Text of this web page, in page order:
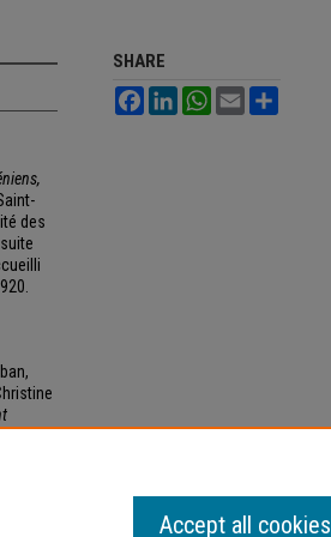
des
SHARE
FacebookLinkedInWhatsApp
Email
Accept all cookies